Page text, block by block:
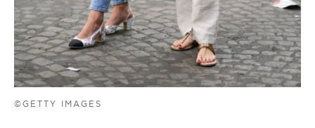
©GETTY IMAGES